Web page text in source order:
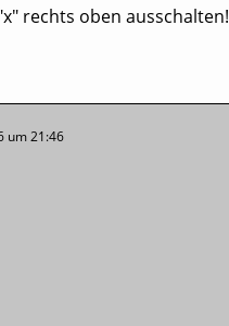
rechts oben ausschalten!
um 21:46